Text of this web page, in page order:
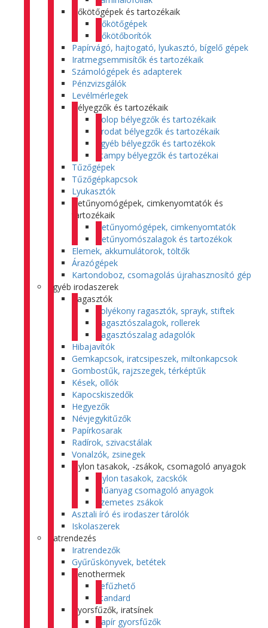
Hőkötőgépek és tartozékaik
Hőkötőgépek
Hőkötőborítók
Papírvágó, hajtogató, lyukasztó, bígelő gépek
Iratmegsemmisítők és tartozékaik
Számológépek és adapterek
Pénzvizsgálók
Levélmérlegek
Bélyegzők és tartozékaik
Colop bélyegzők és tartozékaik
Trodat bélyegzők és tartozékaik
Egyéb bélyegzők és tartozékok
Stampy bélyegzők és tartozékai
Tűzőgépek
Tűzőgépkapcsok
Lyukasztók
Betűnyomógépek, cimkenyomtatók és
tartozékaik
Betűnyomógépek, cimkenyomtatók
Betűnyomószalagok és tartozékok
Elemek, akkumulátorok, töltők
Árazógépek
Kartondoboz, csomagolás újrahasznosító gép
Egyéb irodaszerek
Ragasztók
Folyékony ragasztók, sprayk, stiftek
Ragasztószalagok, rollerek
Ragasztószalag adagolók
Hibajavítók
Gemkapcsok, iratcsipeszek, miltonkapcsok
Gombostűk, rajzszegek, térképtűk
Kések, ollók
Kapocskiszedők
Hegyezők
Névjegykitűzők
Papírkosarak
Radírok, szivacstálak
Vonalzók, zsinegek
Nylon tasakok, -zsákok, csomagoló anyagok
Nylon tasakok, zacskók
Műanyag csomagoló anyagok
Szemetes zsákok
Asztali író és irodaszer tárolók
Iskolaszerek
Iratrendezés
Iratrendezők
Gyűrűskönyvek, betétek
Genothermek
Lefűzhető
Standard
Gyorsfűzők, iratsínek
Papír gyorsfűzők